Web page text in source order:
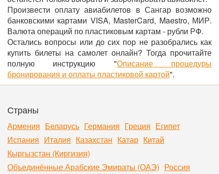
Произвести оплату авиабилетов в Сангар возможно
банковскими картами VISA, MasterCard, Maestro, МИР.
Валюта операций по пластиковым картам - рубли РФ.
Остались вопросы или до сих пор не разобрались как
купить билеты на самолет онлайн? Тогда прочитайте
полную инструкцию "Описание процедуры
бронирования и оплаты пластиковой картой".
Страны
Армения Беларусь Германия Греция Египет
Испания Италия Казахстан Катар Китай
Кыргызстан (Киргизия)
Объединённые Арабские Эмираты (ОАЭ) Россия